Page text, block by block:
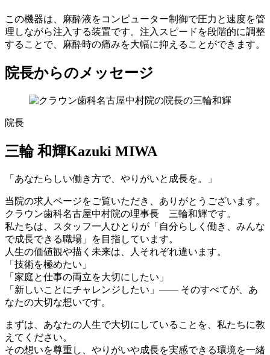
この機器は、麻酔液をコンピューター制御で圧力と速度を管
理しながら注入する装置です。注入スピードを段階的に調整
することで、麻酔時の痛みを大幅に抑えることができます。
院長からのメッセージ
院長
三輪 和輝Kazuki MIWA
「あなたらしい働き方で、やりがいと成長を。」
当院の求人ページをご覧いただき、ありがとうございます。
クラウン歯科名古屋中村院の理事長 三輪和輝です。
私たちは、スタッフ一人ひとりが「自分らしく働き、みんな
で成長できる職場」を目指しています。
人生の価値観や描く未来は、人それぞれ違います。
「技術を極めたい」
「家庭と仕事の両立を大切にしたい」
「新しいことにチャレンジしたい」 ―― そのすべてが、あ
なたの大切な想いです。
まずは、あなたの人生で大切にしていることを、私たちに教
えてください。
その想いを尊重し、やりがいや成長を実感できる環境を一緒